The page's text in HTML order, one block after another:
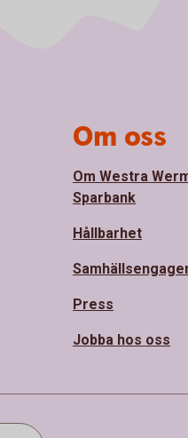
Om oss
Om Westra
Sparbank
Hållbarhet
Press
Jobba hos oss